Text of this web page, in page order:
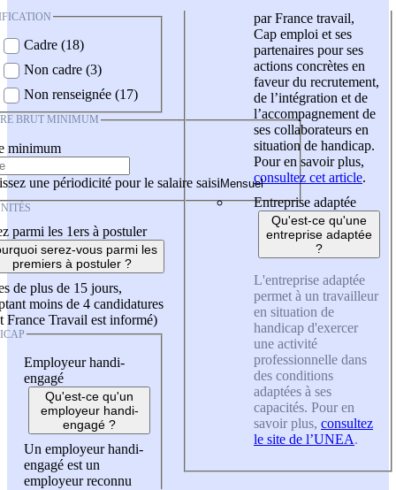
Cadre (18)
Non cadre (3)
Non renseignée (17)
BRUT MINIMUM
minimum
une périodicité pour le salaire saisi
parmi les 1ers à postuler
serez-vous parmi les
premiers à postuler ?
de plus de 15 jours,
moins de 4 candidatures
France Travail est informé)
Employeur handi-
engagé
Qu'est-ce qu'un
employeur handi-
engagé ?
Un employeur handi-
engagé est un
employeur reconnu
par France travail,
Cap emploi et ses
partenaires pour ses
actions concrètes en
faveur du recrutement,
de l’intégration et de
l’accompagnement de
ses collaborateurs en
situation de handicap.
Pour en savoir plus,
consultez cet article.
Entreprise adaptée
Qu'est-ce qu'une
entreprise adaptée
?
L'entreprise adaptée
permet à un travailleur
en situation de
handicap d'exercer
une activité
professionnelle dans
des conditions
adaptées à ses
capacités. Pour en
savoir plus, consultez
le site de l’UNEA.